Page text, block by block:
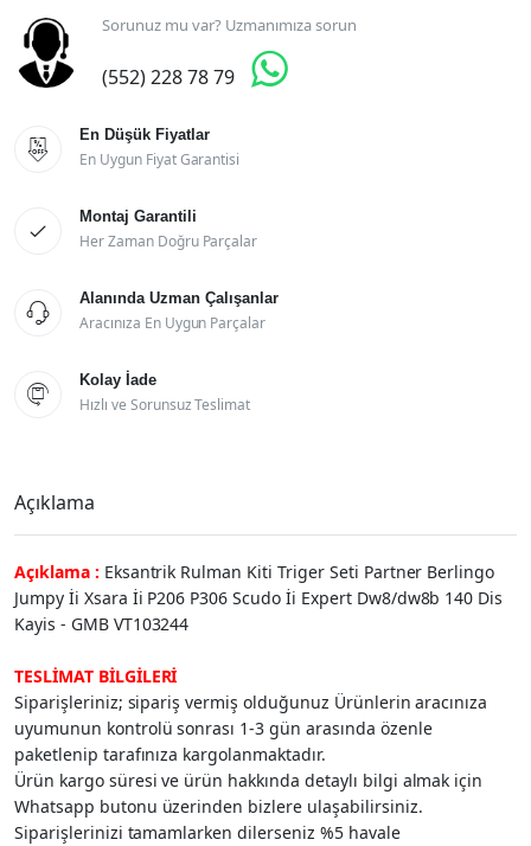
Sorunuz mu var? Uzmanımıza sorun
(552) 228 78 79 

En Düşük Fiyatlar
En Uygun Fiyat Garantisi

Montaj Garantili
Her Zaman Doğru Parçalar

Alanında Uzman Çalışanlar
Aracınıza En Uygun Parçalar

Kolay İade
Hızlı ve Sorunsuz Teslimat
Açıklama
Açıklama : Eksantrik Rulman Kiti Triger Seti Partner Berlingo
Jumpy İi Xsara İi P206 P306 Scudo İi Expert Dw8/dw8b 140 Dis
Kayis - GMB VT103244
TESLİMAT BİLGİLERİ
Siparişleriniz; sipariş vermiş olduğunuz Ürünlerin aracınıza
uyumunun kontrolü sonrası 1-3 gün arasında özenle
paketlenip tarafınıza kargolanmaktadır.
Ürün kargo süresi ve ürün hakkında detaylı bilgi almak için
Whatsapp butonu üzerinden bizlere ulaşabilirsiniz.
Siparişlerinizi tamamlarken dilerseniz %5 havale